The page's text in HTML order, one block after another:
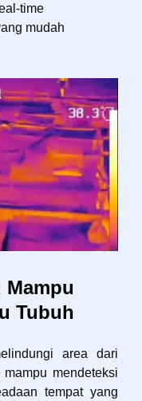
time
mudah
Mampu
Tubuh
area dari
mendeteksi
tempat yang